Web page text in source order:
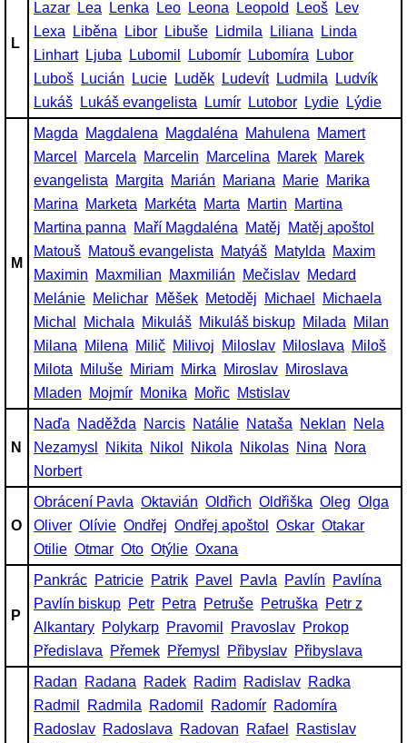
L
Lazar Lea Lenka Leo Leona Leopold Leoš
Lev
Lexa
Liběna Libor Libuše Lidmila Liliana
Linda
Linhart
Ljuba Lubomil Lubomír Lubomíra
Lubor
Luboš
Lucián Lucie Luděk Ludevít Ludmila
Ludvík
Lukáš
Lukáš evangelista Lumír Lutobor Lydie Lýdie
M
Magda Magdalena Magdaléna Mahulena
Mamert
Marcel
Marcela Marcelin Marcelina Marek Marek
evangelista
Margita Marián Mariana Marie Marika
Marina
Marketa Markéta Marta Martin
Martina
Martina panna
Maří Magdaléna Matěj
Matěj apoštol
Matouš Matouš evangelista Matyáš Matylda
Maxim
Maximin
Maxmilian Maxmilián Mečislav Medard
Melánie Melichar Měšek Metoděj Michael
Michaela
Michal
Michala Mikuláš Mikuláš biskup Milada
Milan
Milana
Milena Milič Milivoj Miloslav Miloslava
Miloš
Milota
Miluše Miriam Mirka Miroslav Miroslava
Mladen
Mojmír Monika Mořic Mstislav
N
Naďa Naděžda Narcis Natálie Nataša Neklan
Nela
Nezamysl
Nikita Nikol Nikola Nikolas Nina
Nora
Norbert
O
Obrácení Pavla Oktavián Oldřich Oldřiška Oleg Olga
Oliver Olívie Ondřej Ondřej apoštol Oskar Otakar
Otilie Otmar Oto Otýlie Oxana
P
Pankrác Patricie Patrik Pavel Pavla Pavlín
Pavlína
Pavlín biskup Petr Petra Petruše Petruška
Petr z
Alkantary Polykarp Pravomil Pravoslav Prokop
Předislava
Přemek Přemysl Přibyslav Přibyslava
Radan Radana Radek Radim Radislav Radka
Radmil
Radmila Radomil Radomír Radomíra
Radoslav Radoslava Radovan Rafael
Rastislav